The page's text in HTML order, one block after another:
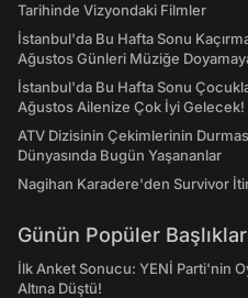
Tarihinde Vizyondaki Filmler
İstanbul'da Bu Hafta Sonu
Ağustos Günleri Müziğe
İstanbul'da Bu Hafta Sonu
Ağustos Ailenize Çok İyi Gelecek!
ATV Dizisinin Çekimlerinin
Dünyasında Bugün Yaşananlar
Nagihan Karadere'den Survivor
Günün Popüler
İlk Anket Sonucu: YENİ Parti'nin
Altına Düştü!